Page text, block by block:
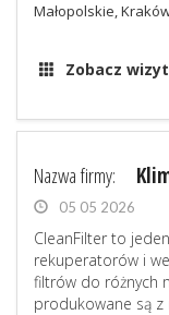
Małopolskie,
Zobacz
Nazwa firmy:
05 05 2026
CleanFilter to
rekuperatorów i
filtrów do różnych
produkowane są z